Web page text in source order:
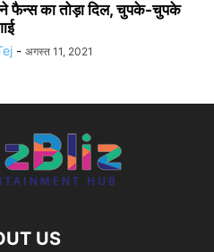
ने फैन्स का तोड़ा दिल, चुपके-चुपके
- अगस्त 11, 2021
US